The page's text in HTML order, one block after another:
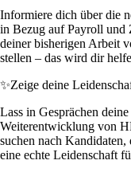
Informiere dich über die
in Bezug auf Payroll und
deiner bisherigen Arbeit
stellen – das wird dir
✨Zeige deine
Lass in Gesprächen
Weiterentwicklung von
suchen nach
eine echte Leidenschaft